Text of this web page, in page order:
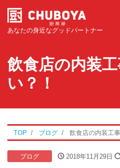
あなたの身近なグッドパートナー
飲食店の内装
い？！
TOP ブログ 飲食店の内装工
ブログ 2018年11月29日